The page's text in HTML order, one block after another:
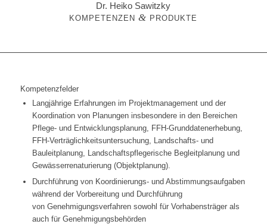
Dr. Heiko Sawitzky
KOMPETENZEN& PRODUKTE
Kompetenzfelder
Langjährige Erfahrungen im Projektmanagement und der
Koordination von Planungen insbesondere in den Bereichen
Pflege- und Entwicklungsplanung, FFH-Grunddatenerhebung,
FFH-Verträglichkeitsuntersuchung, Landschafts- und
Bauleitplanung, Landschaftspflegerische Begleitplanung und
Gewässerrenaturierung (Objektplanung).
Durchführung von Koordinierungs- und Abstimmungsaufgaben
während der Vorbereitung und Durchführung
von Genehmigungsverfahren sowohl für Vorhabensträger als
auch für Genehmigungsbehörden